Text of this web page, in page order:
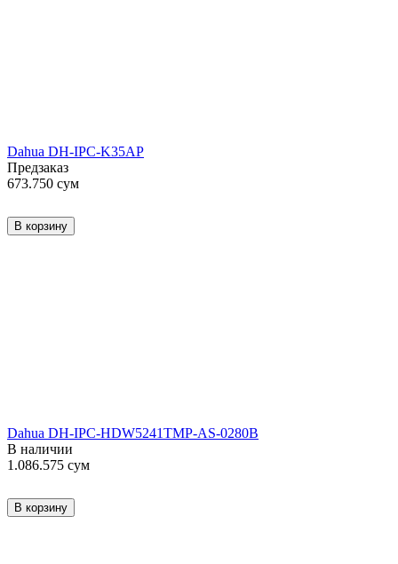
Dahua DH-IPC-K35AP
Предзаказ
673.750 сум
В корзину
Dahua DH-IPC-HDW5241TMP-AS-0280B
В наличии
1.086.575 сум
В корзину